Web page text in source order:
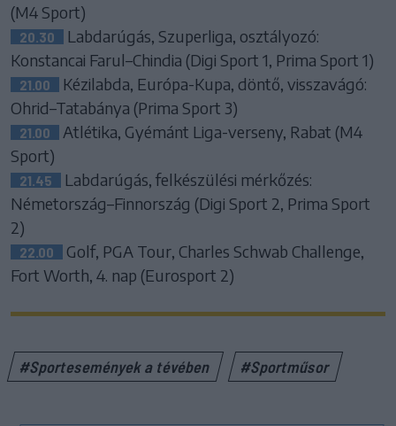
(M4 Sport)
20.30
Labdarúgás, Szuperliga, osztályozó:
Konstancai Farul–Chindia (Digi Sport 1, Prima Sport 1)
21.00
Kézilabda, Európa-Kupa, döntő, visszavágó:
Ohrid–Tatabánya (Prima Sport 3)
21.00
Atlétika, Gyémánt Liga-verseny, Rabat (M4
Sport)
21.45
Labdarúgás, felkészülési mérkőzés:
Németország–Finnország (Digi Sport 2, Prima Sport
2)
22.00
Golf, PGA Tour, Charles Schwab Challenge,
Fort Worth, 4. nap (Eurosport 2)
#Sportesemények a tévében #Sportműsor